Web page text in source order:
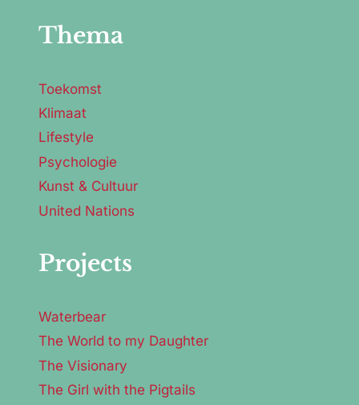
Thema
Toekomst
Klimaat
Lifestyle
Psychologie
Kunst & Cultuur
United Nations
Projects
Waterbear
The World to my Daughter
The Visionary
The Girl with the Pigtails